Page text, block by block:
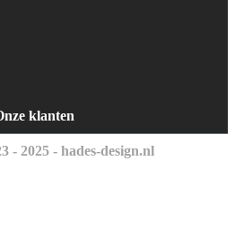
klanten
- 2025 - hades-design.nl